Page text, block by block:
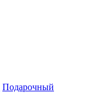
Подарочный